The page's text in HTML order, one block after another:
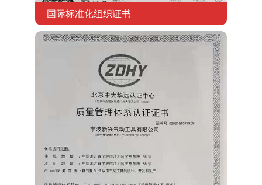
国际标准化组织证书